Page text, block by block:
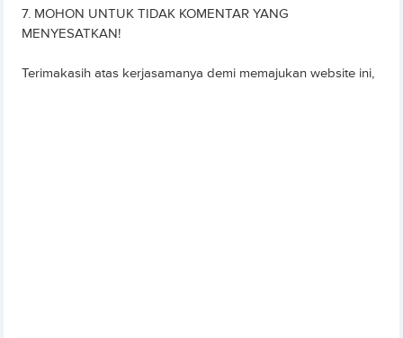
7. MOHON UNTUK TIDAK KOMENTAR YANG
MENYESATKAN!
Terimakasih atas kerjasamanya demi memajukan website ini,